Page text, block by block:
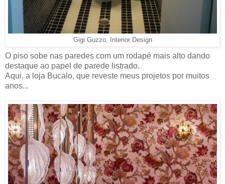
Gigi Guzzo, Interior Design
O piso sobe nas paredes com um rodapé mais alto dando
destaque ao papel de parede listrado.
Aqui, a loja Bucalo, que reveste meus projetos por muitos
anos...